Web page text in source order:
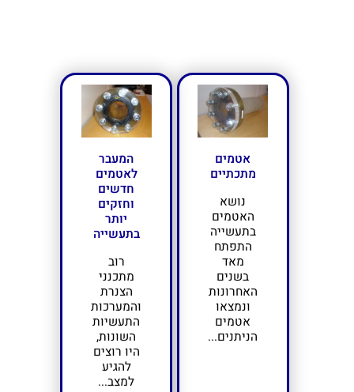
אטמים
מתכתיים
נושא
האטמים
בתעשייה
התפתח
מאד
בשנים
האחרונות
ונמצאו
אטמים
הניתנים...
המעבר
לאטמים
חדשים
וחזקים
יותר
בתעשייה
רוב
מתכנני
הצנרת
והמערכות
התעשיות
השונות,
היו רוצים
להגיע
למצב...